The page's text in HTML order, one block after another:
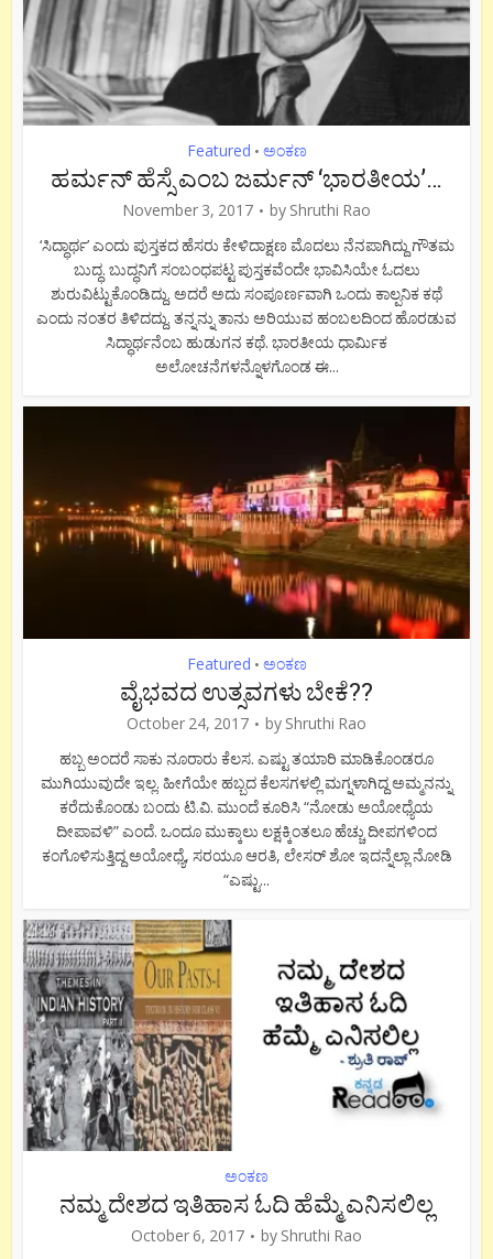
Featured • ಅಂಕಣ
ಹರ್ಮನ್ ಹೆಸ್ಸೆ ಎಂಬ ಜರ್ಮನ್ ‘ಭಾರತೀಯ’…
November 3, 2017 by Shruthi Rao
‘ಸಿದ್ಧಾರ್ಥ’ ಎಂದು ಪುಸ್ತಕದ ಹೆಸರು ಕೇಳಿದಾಕ್ಷಣ ಮೊದಲು ನೆನಪಾಗಿದ್ದು ಗೌತಮ
ಬುದ್ಧ. ಬುದ್ಧನಿಗೆ ಸಂಬಂಧಪಟ್ಟ ಪುಸ್ತಕವೆಂದೇ ಭಾವಿಸಿಯೇ ಓದಲು
ಶುರುವಿಟ್ಟುಕೊಂಡಿದ್ದು. ಅದರೆ ಅದು ಸಂಪೂರ್ಣವಾಗಿ ಒಂದು ಕಾಲ್ಪನಿಕ ಕಥೆ
ಎಂದು ನಂತರ ತಿಳಿದದ್ದು. ತನ್ನನ್ನು ತಾನು ಅರಿಯುವ ಹಂಬಲದಿಂದ ಹೊರಡುವ
ಸಿದ್ಧಾರ್ಥನೆಂಬ ಹುಡುಗನ ಕಥೆ. ಭಾರತೀಯ ಧಾರ್ಮಿಕ
ಅಲೋಚನೆಗಳನ್ನೊಳಗೊಂಡ ಈ...
Featured • ಅಂಕಣ
ವೈಭವದ ಉತ್ಸವಗಳು ಬೇಕೆ??
October 24, 2017 by Shruthi Rao
ಹಬ್ಬ ಅಂದರೆ ಸಾಕು ನೂರಾರು ಕೆಲಸ. ಎಷ್ಟು ತಯಾರಿ ಮಾಡಿಕೊಂಡರೂ
ಮುಗಿಯುವುದೇ ಇಲ್ಲ. ಹೀಗೆಯೇ ಹಬ್ಬದ ಕೆಲಸಗಳಲ್ಲಿ ಮಗ್ನಳಾಗಿದ್ದ ಅಮ್ಮನನ್ನು
ಕರೆದುಕೊಂಡು ಬಂದು ಟಿ.ವಿ. ಮುಂದೆ ಕೂರಿಸಿ “ನೋಡು ಅಯೋಧ್ಯೆಯ
ದೀಪಾವಳಿ” ಎಂದೆ. ಒಂದೂ ಮುಕ್ಕಾಲು ಲಕ್ಷಕ್ಕಿಂತಲೂ ಹೆಚ್ಚು ದೀಪಗಳಿಂದ
ಕಂಗೊಳಿಸುತ್ತಿದ್ದ ಅಯೋಧ್ಯೆ, ಸರಯೂ ಆರತಿ, ಲೇಸರ್ ಶೋ ಇದನ್ನೆಲ್ಲಾ ನೋಡಿ
“ಎಷ್ಟು...
ಅಂಕಣ
ನಮ್ಮ ದೇಶದ ಇತಿಹಾಸ ಓದಿ ಹೆಮ್ಮೆ ಎನಿಸಲಿಲ್ಲ
October 6, 2017 by Shruthi Rao